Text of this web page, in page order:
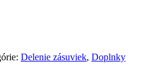
Delenie zásuviek, Doplnky